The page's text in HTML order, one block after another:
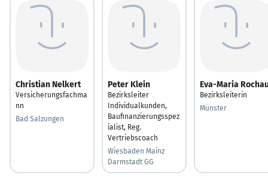
Christian Nelkert
Versicherungsfachma
nn
Bad Salzungen
Peter Klein
Bezirksleiter
Individualkunden,
Baufinanzierungsspez
ialist, Reg.
Vertriebscoach
Wiesbaden Mainz
Darmstadt GG
Eva-Maria
Bezirksleiterin
Münster